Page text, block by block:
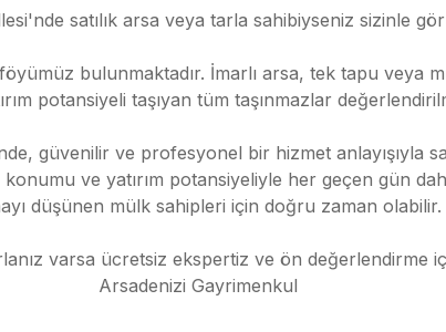
satılık arsa veya tarla sahibiyseniz sizinle
bulunmaktadır. İmarlı arsa, tek tapu
potansiyeli taşıyan tüm taşınmazlar
güvenilir ve profesyonel bir hizmet anlayışıyla
ve yatırım potansiyeliyle her geçen gün
düşünen mülk sahipleri için doğru zaman olabilir.
varsa ücretsiz ekspertiz ve ön değerlendirme
Arsadenizi Gayrimenkul